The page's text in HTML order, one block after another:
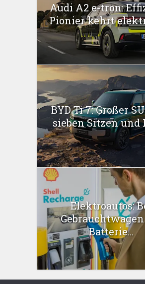
Audi A2 e-tron:
Pionier kehrt
BYD Ti 7: Großer
sieben Sitzen und
Elektroautos:
Batterie...